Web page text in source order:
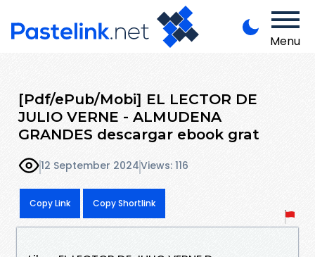
Menu
[Pdf/ePub/Mobi] EL LECTOR DE
JULIO VERNE - ALMUDENA
GRANDES descargar ebook grat
12 September 2024Views: 116
Copy Link Copy Shortlink